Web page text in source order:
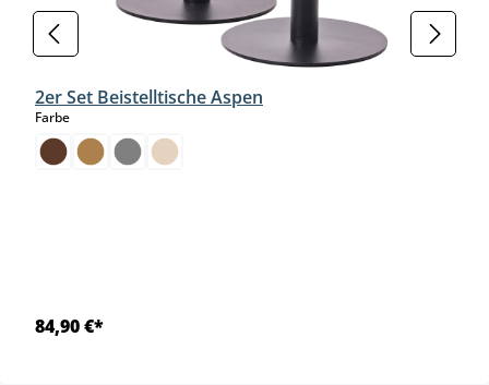
2er Set Beistelltische Aspen
Farbeauswählen
84,90 €*